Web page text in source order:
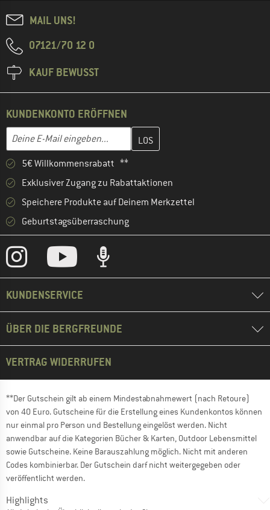
MAIL UNS!
07121/70 12 0
KAUF BEWUSST
KUNDENKONTO ERÖFFNEN
E-Mail-Adresse
Gib hier deine E-Mail-Adresse ein und erstelle im nächsten
5€ Willkommensrabatt **
Exklusiver Zugang zu Rabattaktionen
Speichere Produkte auf Deinem Merkzettel
Geburtstagsüberraschung
KUNDENSERVICE
ÜBER DIE BERGFREUNDE
VERTRAG WIDERRUFEN
**Der Gutschein gilt ab einem Mindestabnahmewert (nach Retoure)
von 40 Euro. Gutscheine für die Erstellung eines Kundenkontos können
nur einmal pro Person und Bestellung eingelöst werden. Nicht
anwendbar auf die Kategorien Bücher & Karten, Outdoor Lebensmittel
sowie Gutscheine. Keine Barauszahlung möglich. Nicht mit anderen
Codes kombinierbar. Der Gutschein darf nicht weitergegeben oder
veröffentlicht werden.
Highlights